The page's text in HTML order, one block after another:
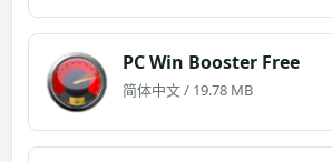
PC Win Booster Free
简体中文 / 19.78 MB